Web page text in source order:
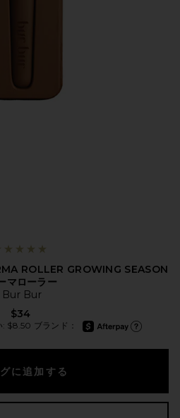
ROLLER GROWING SEASON
マローラー
Bur Bur
$34
$8.50 ブランド：
afterpay
に追加する